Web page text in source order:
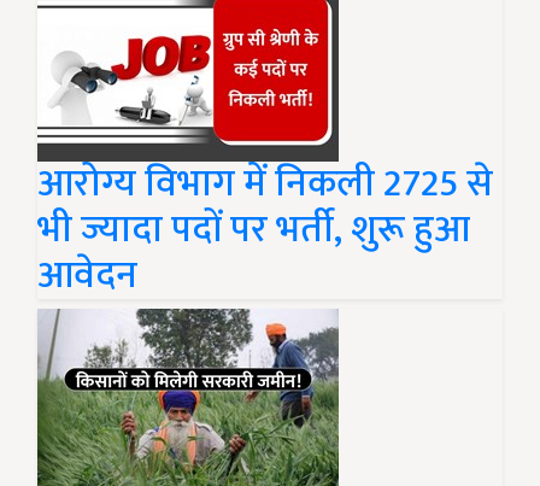
आरोग्य विभाग में निकली 2725 से
भी ज्यादा पदों पर भर्ती, शुरू हुआ
आवेदन